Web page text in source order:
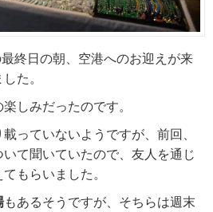
終日の朝、空港へのお迎えが来
た。
しみだったのです。
っていないようですが、前回、
て聞いていたので、友人を通じ
もらいました。
もあるそうですが、そちらは週末